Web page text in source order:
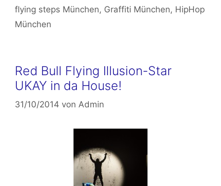
flying steps München, Graffiti München, HipHop
München
Red Bull Flying Illusion-Star
UKAY in da House!
31/10/2014 von Admin